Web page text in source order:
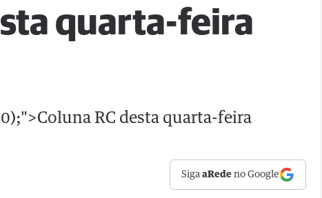
quarta-feira
RC desta quarta-feira
SigaaRede no Google